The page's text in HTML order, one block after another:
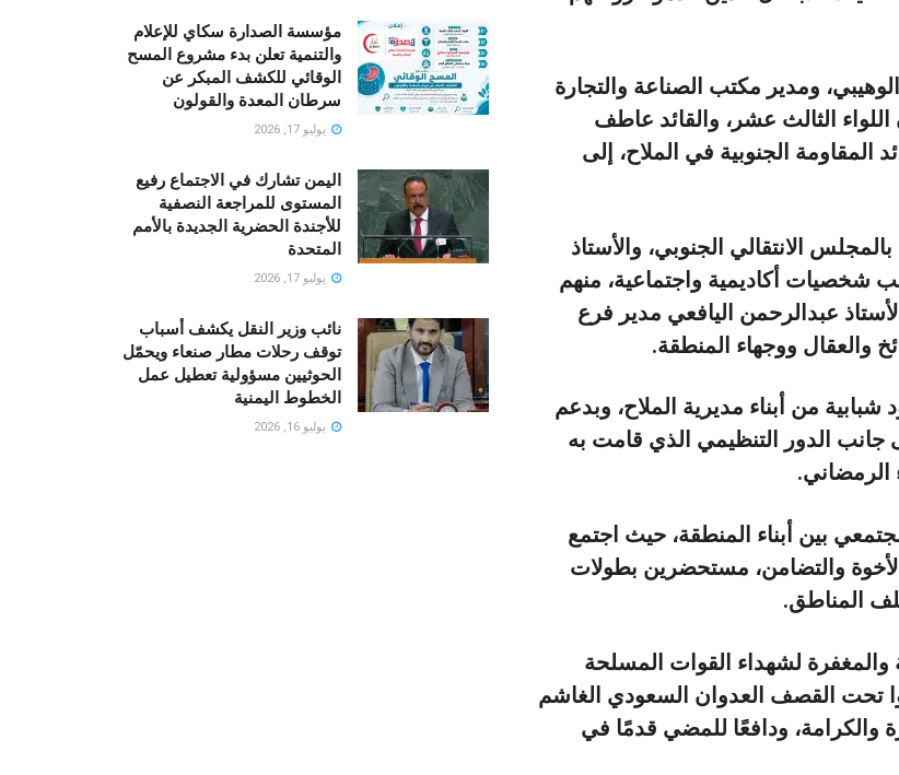
ومدير مكتب الصناعة والتجارة
الثالث عشر، والقائد عاطف
أكرم منشع قائد المقاومة الجنوبية في الملاح، إلى
الانتقالي الجنوبي، والأستاذ
شخصيات أكاديمية واجتماعية، منهم
عبدالرحمن اليافعي مدير فرع
والعقال ووجهاء المنطقة.
من أبناء مديرية الملاح، وبدعم
جانب الدور التنظيمي الذي قامت به
الرمضاني.
بين أبناء المنطقة، حيث اجتمع
والتضامن، مستحضرين بطولات
المناطق.
والمغفرة لشهداء القوات المسلحة
تحت القصف العدوان السعودي الغاشم
ودافعًا للمضي قدمًا في
مؤسسة الصدارة سكاي للإعلام
والتنمية تعلن بدء مشروع المسح
الوقائي للكشف المبكر عن
سرطان المعدة والقولون
يوليو 17, 2026
اليمن تشارك في الاجتماع رفيع
المستوى للمراجعة النصفية
للأجندة الحضرية الجديدة بالأمم
المتحدة
يوليو 17, 2026
نائب وزير النقل يكشف أسباب
توقف رحلات مطار صنعاء ويحمّل
الحوثيين مسؤولية تعطيل عمل
الخطوط اليمنية
يوليو 16, 2026